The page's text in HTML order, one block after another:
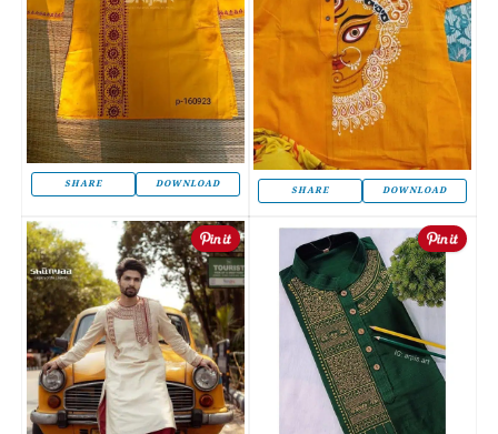
SHARE DOWNLOAD SHARE DOWNLOAD